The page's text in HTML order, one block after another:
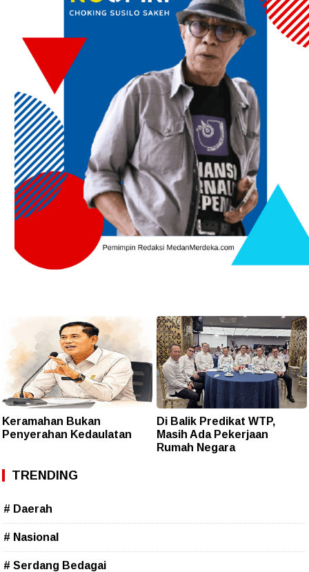
Keramahan Bukan
Penyerahan Kedaulatan
Di Balik Predikat WTP,
Masih Ada Pekerjaan
Rumah Negara
TRENDING
# Daerah
# Nasional
# Serdang Bedagai